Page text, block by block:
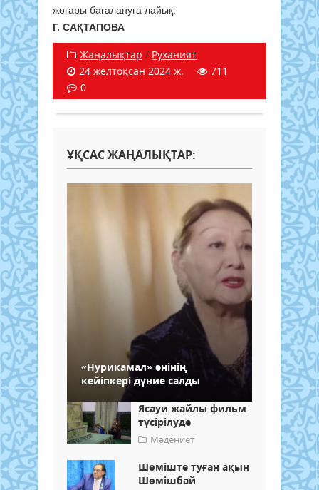
жоғары бағалануға лайық.
Г. САҚТАПОВА
Жаңалықтар / Руханият
24 желтоқсан 2024 ж.
711
0
ҰҚСАС ЖАҢАЛЫҚТАР:
«Нурикамал» әнінің
кейіпкері дүние салды
Ясауи жайлы фильм
түсірілуде
Мәдениет
Шөміште туған ақын
Шөмішбай